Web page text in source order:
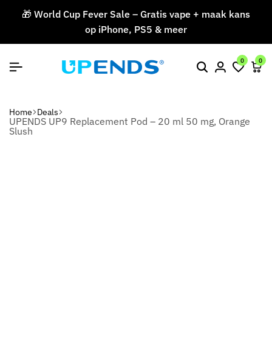
🎁 World Cup Fever Sale – Gratis vape + maak kans
op iPhone, PS5 & meer
0 0
Home Deals
UPENDS UP9 Replacement Pod – 20 ml 50 mg, Orange
Slush